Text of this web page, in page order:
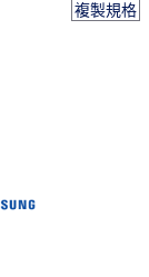
複製規格